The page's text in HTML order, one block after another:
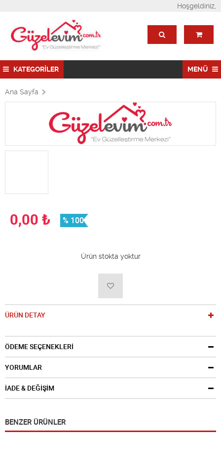
Hoşgeldiniz,
KATEGORİLER MENÜ
Ana Sayfa
0,00 ₺ % 100
Ürün stokta yoktur
ÜRÜN DETAY
ÖDEME SEÇENEKLERİ
YORUMLAR
İADE & DEĞİŞİM
BENZER ÜRÜNLER